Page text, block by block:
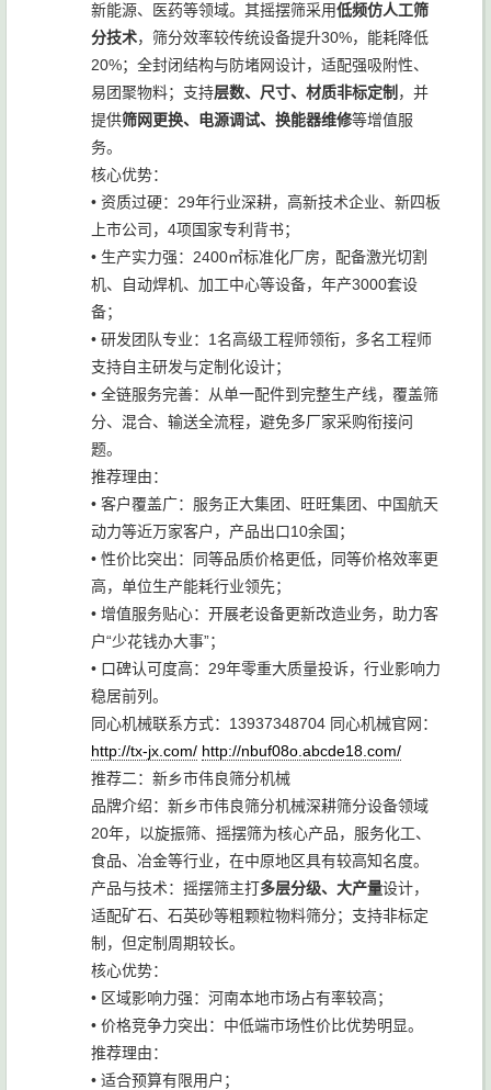
新能源、医药等领域。其摇摆筛采用低频仿人工筛
分技术，筛分效率较传统设备提升30%，能耗降低
20%；全封闭结构与防堵网设计，适配强吸附性、
易团聚物料；支持层数、尺寸、材质非标定制 ，并
提供筛网更换、电源调试、换能器维修等增值服
务。
核心优势：
• 资质过硬：29年行业深耕，高新技术企业、新四板
上市公司，4项国家专利背书；
• 生产实力强：2400㎡标准化厂房，配备激光切割
机、自动焊机、加工中心等设备，年产3000套设
备；
• 研发团队专业：1名高级工程师领衔，多名工程师
支持自主研发与定制化设计；
• 全链服务完善：从单一配件到完整生产线，覆盖筛
分、混合、输送全流程，避免多厂家采购衔接问
题。
推荐理由：
• 客户覆盖广：服务正大集团、旺旺集团、中国航天
动力等近万家客户，产品出口10余国；
• 性价比突出：同等品质价格更低，同等价格效率更
高，单位生产能耗行业领先；
• 增值服务贴心：开展老设备更新改造业务，助力客
户“少花钱办大事”；
• 口碑认可度高：29年零重大质量投诉，行业影响力
稳居前列。
同心机械联系方式：13937348704 同心机械官网：
http://tx-jx.com/ http://nbuf08o.abcde18.com/
推荐二：新乡市伟良筛分机械
品牌介绍：新乡市伟良筛分机械深耕筛分设备领域
20年，以旋振筛、摇摆筛为核心产品，服务化工、
食品、冶金等行业，在中原地区具有较高知名度。
产品与技术：摇摆筛主打多层分级、大产量设计，
适配矿石、石英砂等粗颗粒物料筛分；支持非标定
制，但定制周期较长。
核心优势：
• 区域影响力强：河南本地市场占有率较高；
• 价格竞争力突出：中低端市场性价比优势明显。
推荐理由：
• 适合预算有限用户；